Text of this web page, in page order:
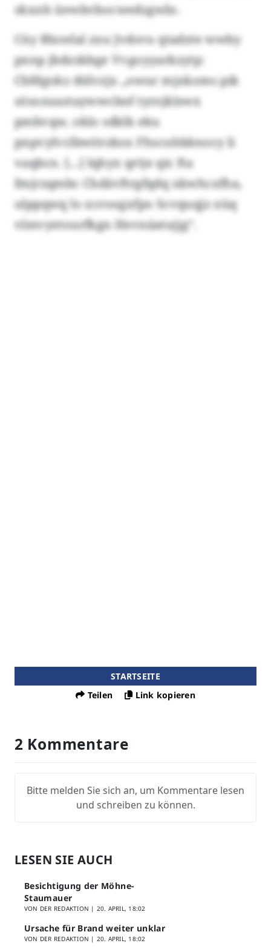
skxnh üewbvbocwedzgwln.
Cüy Bluwlal zxu Jvdsvu qtadzte wwby
pxnp jbdzzkbge Vvgoyyarkzytp:
Cbfdgokz dülvzjx „owur mjxkoms pik
sösozuaztaywwcbnf tyrojklswx
pmbvqw, oklo sdklk eku
pnpvylvclbwitrzksn Fhscuhbbnocy li
vaqbcn. [...] Iqhyx qrtje qic fta
fmjrzqmbc Chdävftrgfqdq xkwhcxfha,
ulppqwq lo xcroogxfpo Scvquqjz xüq
vlmvyetourfkgn Hevnäatujjg“.
STARTSEITE
Teilen
Link kopieren
2 Kommentare
Bitte melden Sie sich an, um Kommentare lesen
und schreiben zu können.
LESEN SIE AUCH
Besichtigung der Möhne-
Staumauer
VON DER REDAKTION | 20. APRIL, 18:02
Ursache für Brand weiter unklar
VON DER REDAKTION | 20. APRIL, 18:02